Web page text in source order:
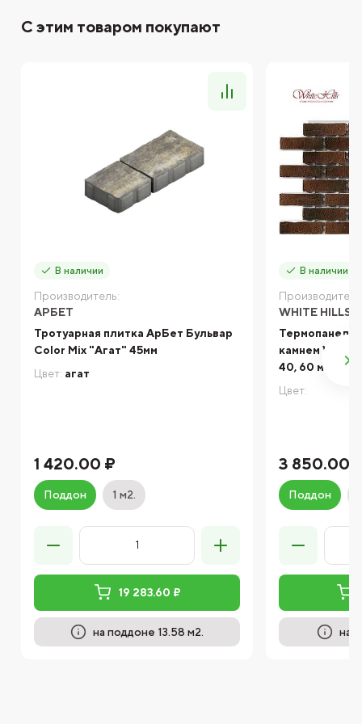
С этим товаром покупают
В наличии
Производитель:
АРБЕТ
Тротуарная плитка АрБет Бульвар
Color Mix "Агат" 45мм
Цвет: агат
1 420.00 ₽
Поддон 1 м2.
19 283.60 ₽
на поддоне 13.58 м2.
В наличии
WHITE HILLS
Термопанель
камнем White
40, 60 мм
Цвет:
3 850.00
Поддон
на